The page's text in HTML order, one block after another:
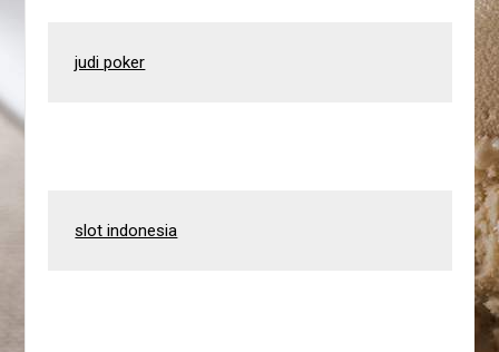
judi poker
slot indonesia